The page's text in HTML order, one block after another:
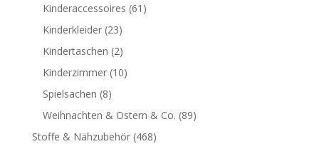
Kinderaccessoires (61)
Kinderkleider (23)
Kindertaschen (2)
Kinderzimmer (10)
Spielsachen (8)
Weihnachten & Ostern & Co. (89)
Stoffe & Nähzubehör (468)